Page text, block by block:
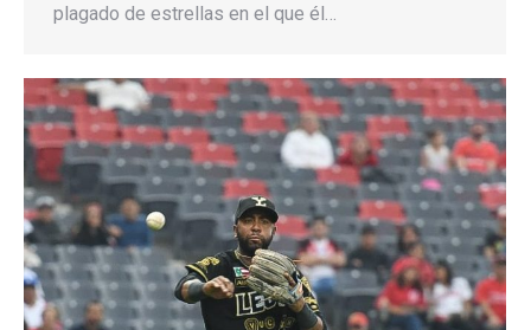
plagado de estrellas en el que él…